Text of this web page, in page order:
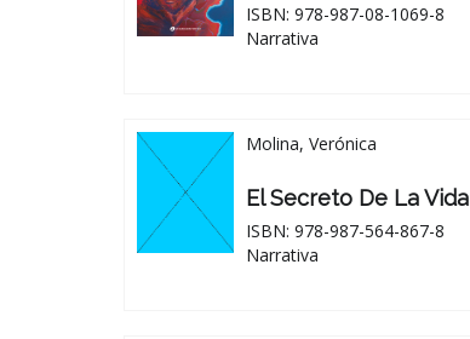
ISBN: 978-987-08-1069-8
Narrativa
Molina, Verónica
El Secreto De La Vida
ISBN: 978-987-564-867-8
Narrativa